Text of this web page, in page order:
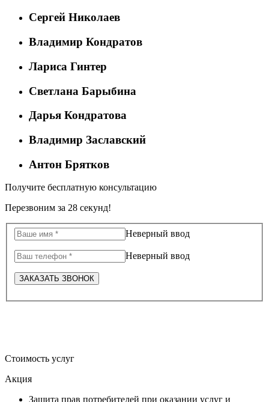
Сергей Николаев
Владимир Кондратов
Лариса Гинтер
Светлана Барыбина
Дарья Кондратова
Владимир Заславский
Антон Брятков
Получите бесплатную консультацию
Перезвоним за 28 секунд!
Неверный ввод
Неверный ввод
ЗАКАЗАТЬ ЗВОНОК
Стоимость услуг
Акция
Защита прав потребителей при оказании услуг и